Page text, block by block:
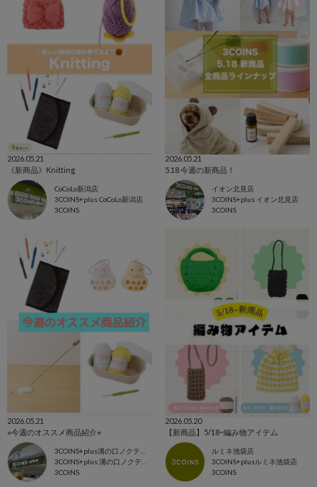
2026.05.21
《新商品》Knitting
CoCoLo新潟店
3COINS+plus CoCoLo新潟店
3COINS
2026.05.21
5.18 今週の新商品！
イオン北見店
3COINS+plus イオン北見店
3COINS
2026.05.21
⭐︎今週のオススメ商品紹介⭐︎
3COINS
2026.05.20
【新商品】5/18~編み物アイテム
ルミネ池袋店
3COINS+plusルミネ池袋店
3COINS